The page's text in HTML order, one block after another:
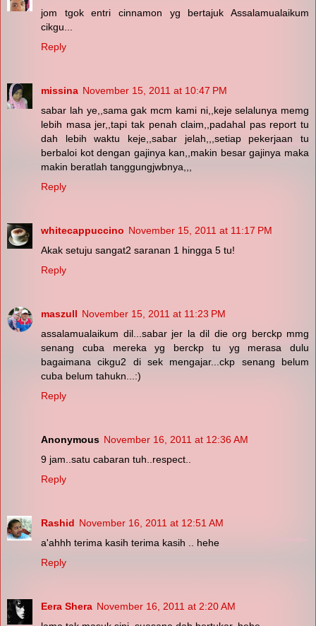
jom tgok entri cinnamon yg bertajuk Assalamualaikum
cikgu...
Reply
missina November 15, 2011 at 10:47 PM
sabar lah ye,,sama gak mcm kami ni,,keje selalunya memg
lebih masa jer,,tapi tak penah claim,,padahal pas report tu
dah lebih waktu keje,,sabar jelah,,,setiap pekerjaan tu
berbaloi kot dengan gajinya kan,,makin besar gajinya maka
makin beratlah tanggungjwbnya,,,
Reply
whitecappuccino November 15, 2011 at 11:17 PM
Akak setuju sangat2 saranan 1 hingga 5 tu!
Reply
maszull November 15, 2011 at 11:23 PM
assalamualaikum dil...sabar jer la dil die org berckp mmg
senang cuba mereka yg berckp tu yg merasa dulu
bagaimana cikgu2 di sek mengajar...ckp senang belum
cuba belum tahukn...:)
Reply
Anonymous November 16, 2011 at 12:36 AM
9 jam..satu cabaran tuh..respect..
Reply
Rashid November 16, 2011 at 12:51 AM
a'ahhh terima kasih terima kasih .. hehe
Reply
Eera Shera November 16, 2011 at 2:20 AM